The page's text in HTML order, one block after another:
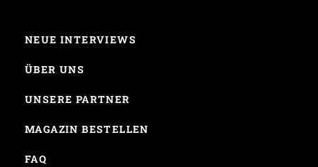
NEUE INTERVIEWS
ÜBER UNS
UNSERE PARTNER
MAGAZIN BESTELLEN
FAQ